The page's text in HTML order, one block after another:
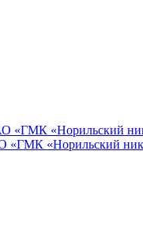
«ГМК «Норильский
«ГМК «Норильский